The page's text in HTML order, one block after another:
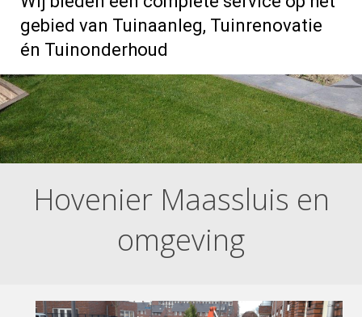
gebied van Tuinaanleg, Tuinrenovatie
én Tuinonderhoud
Hovenier Maassluis en
omgeving